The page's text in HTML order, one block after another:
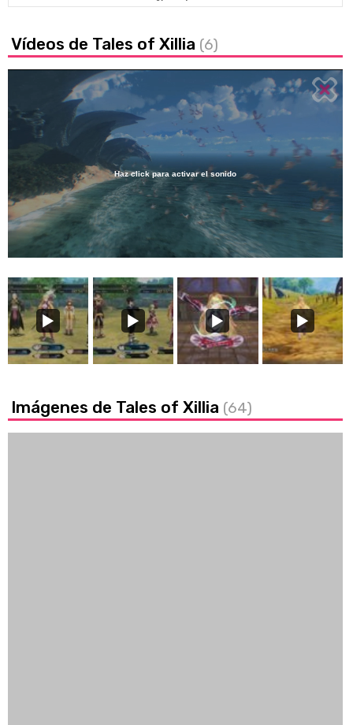
Vídeos de Tales of Xillia (6)
Unmute /
Loaded:
20.02%
Haz click para activar el sonido
Imágenes de Tales of Xillia (64)